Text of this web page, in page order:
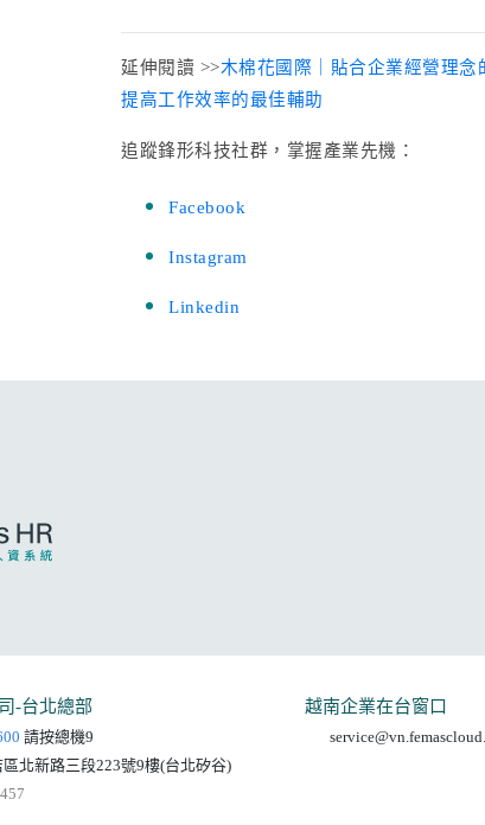
延伸閱讀 >>木棉花國際｜貼合企業經營理
提高工作效率的最佳輔助
追蹤鋒形科技社群，掌握產業先機：
Facebook
Instagram
Linkedin
-台北總部
請按總機9
北新路三段223號9樓(台北矽谷)
越南企業在台窗口